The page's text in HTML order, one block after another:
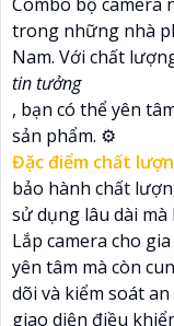
trong những nhà
Nam. Với chất
tin tưởng
, bạn có thể yên
sản phẩm. ⚙
Đặc điểm chất
bảo hành chất
sử dụng lâu dài
Lắp camera cho
yên tâm mà còn
dõi và kiểm soát
giao diện điều